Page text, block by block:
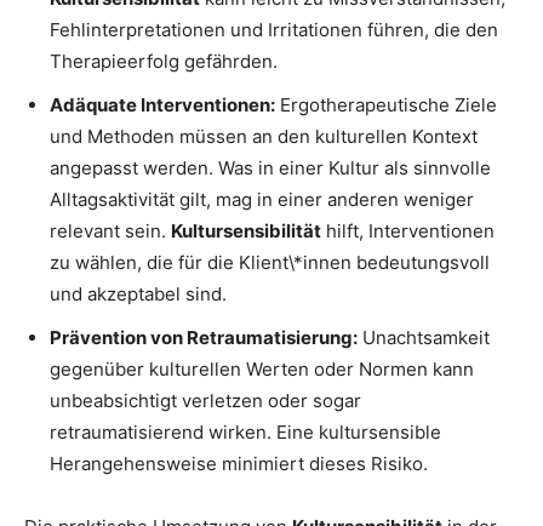
Fehlinterpretationen und Irritationen führen, die den
Therapieerfolg gefährden.
Adäquate Interventionen: Ergotherapeutische Ziele
und Methoden müssen an den kulturellen Kontext
angepasst werden. Was in einer Kultur als sinnvolle
Alltagsaktivität gilt, mag in einer anderen weniger
relevant sein. Kultursensibilität hilft, Interventionen
zu wählen, die für die Klient\*innen bedeutungsvoll
und akzeptabel sind.
Prävention von Retraumatisierung: Unachtsamkeit
gegenüber kulturellen Werten oder Normen kann
unbeabsichtigt verletzen oder sogar
retraumatisierend wirken. Eine kultursensible
Herangehensweise minimiert dieses Risiko.